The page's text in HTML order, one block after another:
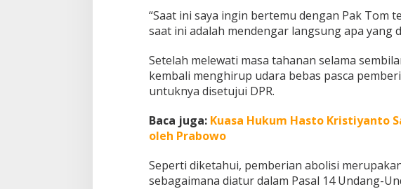
a
r
g
“Saat ini saya ingin bertemu dengan Pak Tom
saat ini adalah mendengar langsung apa yang
Setelah melewati masa tahanan selama
kembali menghirup udara bebas pasca
untuknya disetujui DPR.
Baca juga: Kuasa Hukum Hasto Kristiyanto
oleh Prabowo
Seperti diketahui, pemberian abolisi
sebagaimana diatur dalam Pasal 14 Undang-